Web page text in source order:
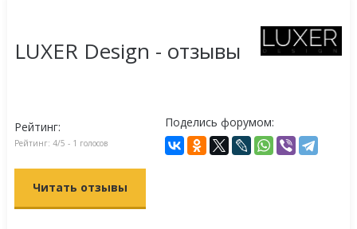
LUXER Design - отзывы
Рейтинг:
Рейтинг: 4/5 - 1 голосов
Поделись форумом:
Читать отзывы